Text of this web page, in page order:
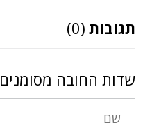
תגובות (0)
שדות החובה מסומנים